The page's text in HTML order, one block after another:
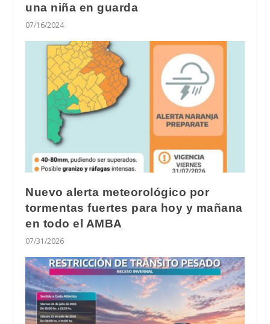
una niña en guarda
07/16/2024
Nuevo alerta meteorológico por
tormentas fuertes para hoy y mañana
en todo el AMBA
07/31/2026